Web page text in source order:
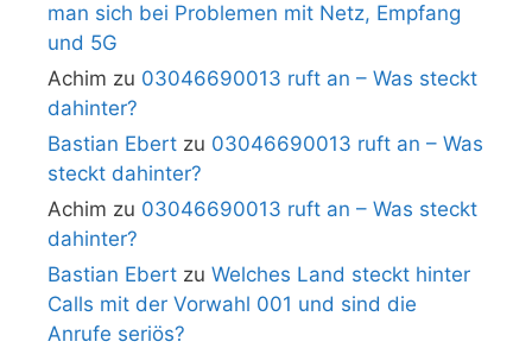
man sich bei Problemen mit Netz, Empfang
und 5G
Achim zu 03046690013 ruft an – Was steckt
dahinter?
Bastian Ebert zu 03046690013 ruft an – Was
steckt dahinter?
Achim zu 03046690013 ruft an – Was steckt
dahinter?
Bastian Ebert zu Welches Land steckt hinter
Calls mit der Vorwahl 001 und sind die
Anrufe seriös?